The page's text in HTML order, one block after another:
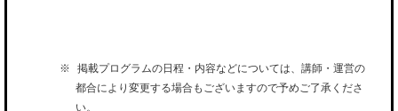
掲載プログラムの日程・内容などについては、講師・運営の
都合により変更する場合もございますので予めご了承くださ
い。